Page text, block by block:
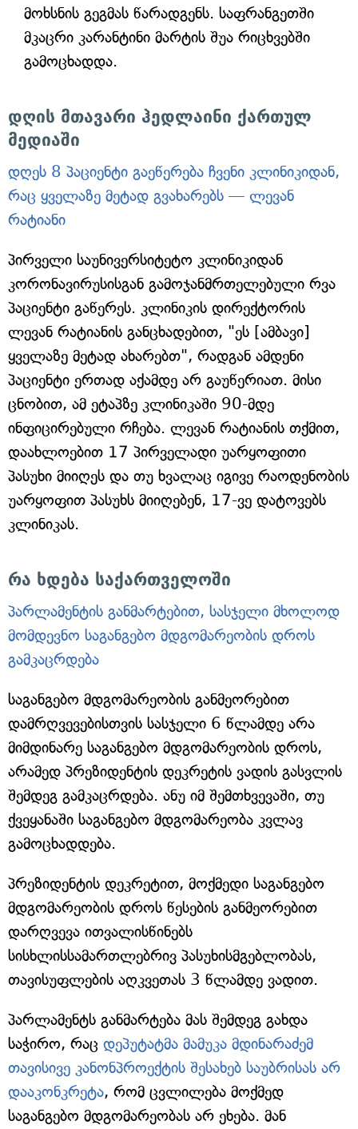
მოხსნის გეგმას წარადგენს. საფრანგეთში
მკაცრი კარანტინი მარტის შუა რიცხვებში
გამოცხადდა.
დღის მთავარი ჰედლაინი ქართულ
მედიაში
დღეს 8 პაციენტი გაეწერება ჩვენი კლინიკიდან,
რაც ყველაზე მეტად გვახარებს — ლევან
რატიანი
პირველი საუნივერსიტეტო კლინიკიდან
კორონავირუსისგან გამოჯანმრთელებული რვა
პაციენტი გაწერეს. კლინიკის დირექტორის
ლევან რატიანის განცხადებით, "ეს [ამბავი]
ყველაზე მეტად ახარებთ", რადგან ამდენი
პაციენტი ერთად აქამდე არ გაუწერიათ. მისი
ცნობით, ამ ეტაპზე კლინიკაში 90-მდე
ინფიცირებული რჩება. ლევან რატიანის თქმით,
დაახლოებით 17 პირველადი უარყოფითი
პასუხი მიიღეს და თუ ხვალაც იგივე რაოდენობის
უარყოფით პასუხს მიიღებენ, 17-ვე დატოვებს
კლინიკას.
რა ხდება საქართველოში
პარლამენტის განმარტებით, სასჯელი მხოლოდ
მომდევნო საგანგებო მდგომარეობის დროს
გამკაცრდება
საგანგებო მდგომარეობის განმეორებით
დამრღვევებისთვის სასჯელი 6 წლამდე არა
მიმდინარე საგანგებო მდგომარეობის დროს,
არამედ პრეზიდენტის დეკრეტის ვადის გასვლის
შემდეგ გამკაცრდება. ანუ იმ შემთხვევაში, თუ
ქვეყანაში საგანგებო მდგომარეობა კვლავ
გამოცხადდება.
პრეზიდენტის დეკრეტით, მოქმედი საგანგებო
მდგომარეობის დროს წესების განმეორებით
დარღვევა ითვალისწინებს
სისხლისსამართლებრივ პასუხისმგებლობას,
თავისუფლების აღკვეთას 3 წლამდე ვადით.
პარლამენტს განმარტება მას შემდეგ გახდა
საჭირო, რაც დეპუტატმა მამუკა მდინარაძემ
თავისივე კანონპროექტის შესახებ საუბრისას არ
დააკონკრეტა, რომ ცვლილება მოქმედ
საგანგებო მდგომარეობას არ ეხება. მან